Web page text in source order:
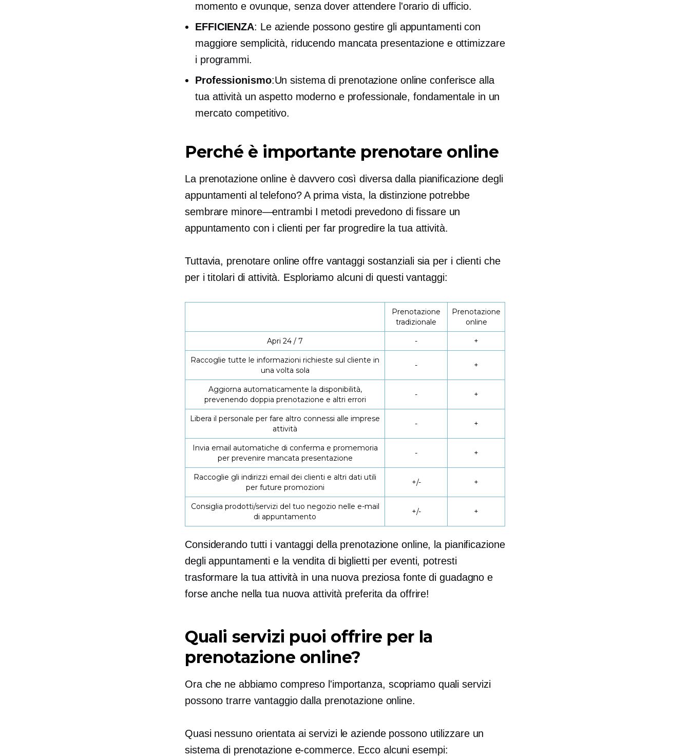
momento e ovunque, senza dover attendere l'orario di ufficio.
EFFICIENZA: Le aziende possono gestire gli appuntamenti con
maggiore semplicità, riducendo mancata presentazionee ottimizzare
i programmi.
Professionismo:Un sistema di prenotazione online conferisce alla
tua attività un aspetto moderno e professionale, fondamentale in un
mercato competitivo.
Perché è importante prenotare online
La prenotazione online è davvero così diversa dalla pianificazione degli
appuntamenti al telefono? A prima vista, la distinzione potrebbe
sembrare minore—entrambiI metodi prevedono di fissare un
appuntamento con i clienti per far progredire la tua attività.
Tuttavia, prenotare online offre vantaggi sostanziali sia per i clienti che
per i titolari di attività. Esploriamo alcuni di questi vantaggi:
Prenotazione
tradizionale
Prenotazione
online
Apri 24 / 7 - +
Raccoglie tutte le informazioni richieste sul cliente in
una volta sola
- +
Aggiorna automaticamente la disponibilità,
prevenendo doppia prenotazione e altri errori
- +
Libera il personale per fare altro connessi alle imprese
attività
- +
Invia email automatiche di conferma e promemoria
per prevenire mancata presentazione
- +
Raccoglie gli indirizzi email dei clienti e altri dati utili
per future promozioni
+/- +
Consiglia prodotti/servizi del tuo negozio nelle e-mail
di appuntamento
+/- +
Considerando tutti i vantaggi della prenotazione online, la pianificazione
degli appuntamenti e la vendita di biglietti per eventi, potresti
trasformare la tua attività in una nuova preziosa fonte di guadagno e
forse anche nella tua nuova attività preferita da offrire!
Quali servizi puoi offrire per la
prenotazione online?
Ora che ne abbiamo compreso l'importanza, scopriamo quali servizi
possono trarre vantaggio dalla prenotazione online.
Quasi nessuno orientata ai servizile aziende possono utilizzare un
sistema di prenotazione e-commerce. Ecco alcuni esempi: